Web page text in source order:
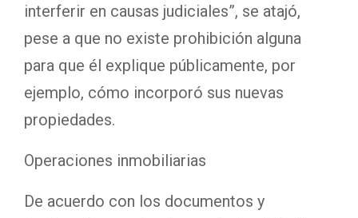
interferir en causas judiciales”, se atajó,
pese a que no existe prohibición alguna
para que él explique públicamente, por
ejemplo, cómo incorporó sus nuevas
propiedades.
Operaciones inmobiliarias
De acuerdo con los documentos y